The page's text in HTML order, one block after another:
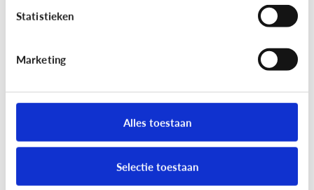
Statistieken
Marketing
Alles toestaan
Selectie toestaan
reclamegames speelt?